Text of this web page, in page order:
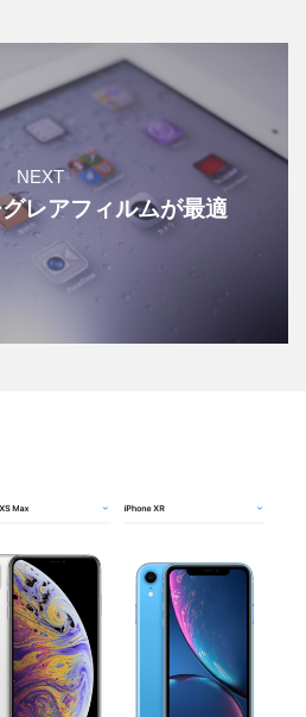
NEXT
レアフィルムが最適